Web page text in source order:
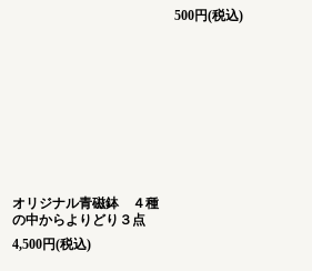
500円(税込)
オリジナル青磁鉢 ４種
の中からよりどり３点
4,500円(税込)